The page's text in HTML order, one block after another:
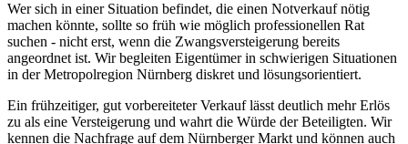
Wer sich in einer Situation befindet, die einen Notverkauf nötig
machen könnte, sollte so früh wie möglich professionellen Rat
suchen - nicht erst, wenn die Zwangsversteigerung bereits
angeordnet ist. Wir begleiten Eigentümer in schwierigen Situationen
in der Metropolregion Nürnberg diskret und lösungsorientiert.
Ein frühzeitiger, gut vorbereiteter Verkauf lässt deutlich mehr Erlös
zu als eine Versteigerung und wahrt die Würde der Beteiligten. Wir
kennen die Nachfrage auf dem Nürnberger Markt und können auch